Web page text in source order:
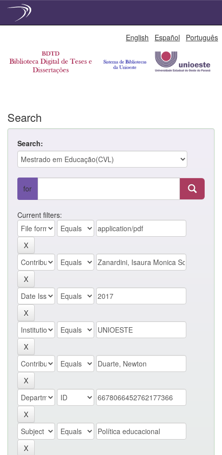
English Español Português
Search
Search:
for
Current filters: